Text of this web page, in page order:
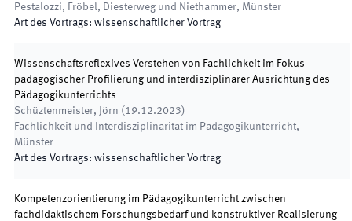
Pestalozzi, Fröbel, Diesterweg und Niethammer, Münster
Art des Vortrags: wissenschaftlicher Vortrag
Wissenschaftsreflexives Verstehen von Fachlichkeit im Fokus
pädagogischer Profilierung und interdisziplinärer Ausrichtung des
Pädagogikunterrichts
Schüztenmeister, Jörn ( 19.12.2023)
Fachlichkeit und Interdisziplinarität im Pädagogikunterricht,
Münster
Art des Vortrags: wissenschaftlicher Vortrag
Kompetenzorientierung im Pädagogikunterricht zwischen
fachdidaktischem Forschungsbedarf und konstruktiver Realisierung